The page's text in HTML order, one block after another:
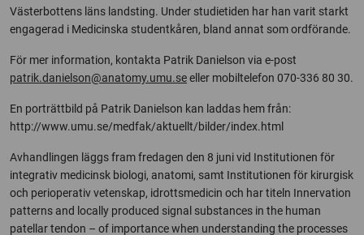
Västerbottens läns landsting. Under studietiden har han varit starkt
engagerad i Medicinska studentkåren, bland annat som ordförande.
För mer information, kontakta Patrik Danielson via e-post
patrik.danielson@anatomy.umu.seeller mobiltelefon 070-336 80 30.
En porträttbild på Patrik Danielson kan laddas hem från:
http://www.umu.se/medfak/aktuellt/bilder/index.html
Avhandlingen läggs fram fredagen den 8 juni vid Institutionen för
integrativ medicinsk biologi, anatomi, samt Institutionen för kirurgisk
och perioperativ vetenskap, idrottsmedicin och har titeln Innervation
patterns and locally produced signal substances in the human
patellar tendon – of importance when understanding the processes